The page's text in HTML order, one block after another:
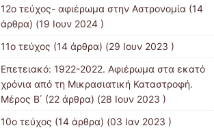
12o τεύχος- αφιέρωμα στην Αστρονομία (14
άρθρα) (19 Ιουν 2024 )
11ο τεύχος (14 άρθρα) (29 Ιουν 2023 )
Επετειακό: 1922-2022. Αφιέρωμα στα εκατό
χρόνια από τη Μικρασιατική Καταστροφή.
Μέρος B΄ (22 άρθρα) (28 Ιουν 2023 )
10ο τεύχος (14 άρθρα) (03 Ιαν 2023 )